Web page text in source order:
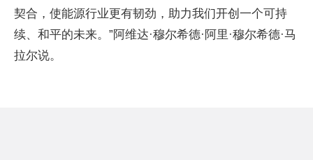
契合，使能源行业更有韧劲，助力我们开创一个可持
续、和平的未来。”阿维达·穆尔希德·阿里·穆尔希德·马
拉尔说。